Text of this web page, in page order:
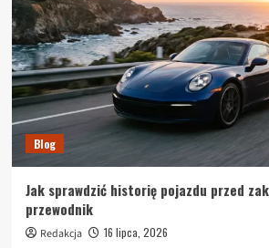
Blog
Jak sprawdzić historię pojazdu przed
przewodnik
Redakcja 16 lipca, 2026